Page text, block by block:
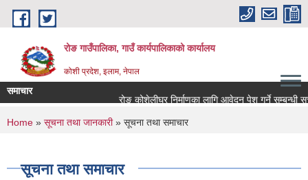
Skip to main content
रोङ गाउँपालिका, गाउँ कार्यपालिकाको कार्यालय
कोशी प्रदेश, इलाम, नेपाल
समाचार
रोङ कोशेलीघर निर्माणका लागि आवेदन पेश गर्ने सम्बन्धी सूचना.
You are here
Home » सूचना तथा जानकारी» सूचना तथा समाचार
सूचना तथा समाचार